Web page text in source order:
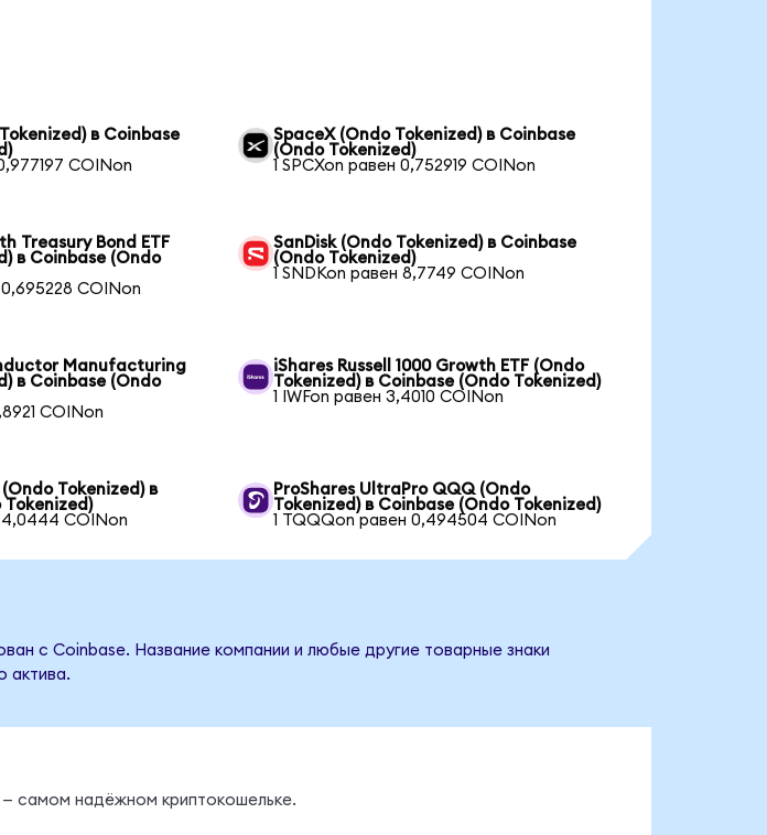
в Coinbase
COINon
SpaceX (Ondo Tokenized) в Coinbase
(Ondo Tokenized)
1 SPCXon равен 0,752919 COINon
Treasury Bond ETF
в Coinbase (Ondo
0,695228 COINon
SanDisk (Ondo Tokenized) в Coinbase
(Ondo Tokenized)
1 SNDKon равен 8,7749 COINon
Manufacturing
в Coinbase (Ondo
COINon
iShares Russell 1000 Growth ETF (Ondo
Tokenized) в Coinbase (Ondo Tokenized)
1 IWFon равен 3,4010 COINon
Tokenized) в
Tokenized)
4,0444 COINon
ProShares UltraPro QQQ (Ondo
Tokenized) в Coinbase (Ondo Tokenized)
1 TQQQon равен 0,494504 COINon
с Coinbase. Название компании и любые другие товарные знаки
актива.
самом надёжном криптокошельке.